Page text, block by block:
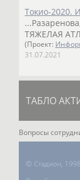
Токио-2020.
ТЯЖЕЛАЯ
(Проект:
31.07.2021
ТАБЛО
Вопросы
© Стадион,